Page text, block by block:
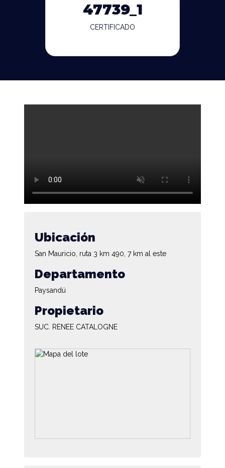
47739_1
CERTIFICADO
Ubicación
San Mauricio, ruta 3 km 490, 7 km al este
Departamento
Paysandú
Propietario
SUC. RENEE CATALOGNE